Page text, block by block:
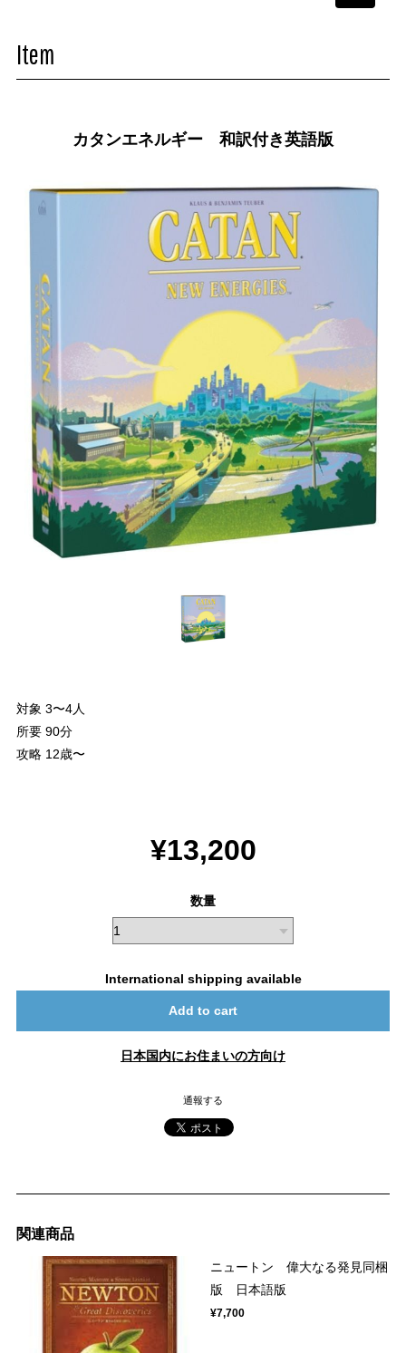
Item
カタンエネルギー 和訳付き英語版
対象 3〜4人
所要 90分
攻略 12歳〜
¥13,200
数量
International shipping available
Add to cart
日本国内にお住まいの方向け
通報する
関連商品
ニュートン 偉大なる発見同梱
版 日本語版
¥7,700